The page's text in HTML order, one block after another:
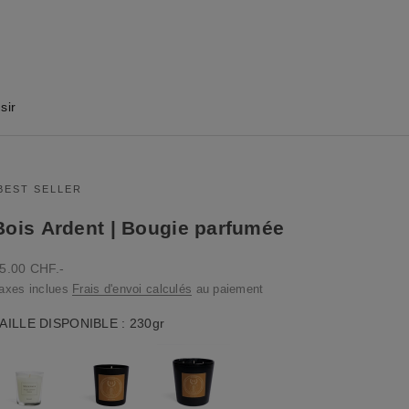
SELLER
Ardent | Bougie parfumée
de vente
CHF.-
inclues Frais d'envoi calculés au paiement
DISPONIBLE : 230grTaille disponible